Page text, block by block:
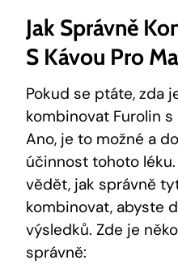
Jak Správně
S Kávou Pro
Pokud se ptáte, zda
kombinovat Furolin
Ano, je to možné a
účinnost tohoto
vědět, jak správně
kombinovat, abyste
výsledků. Zde je
správně: